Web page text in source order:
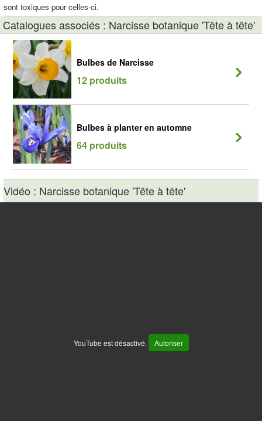
sont toxiques pour celles-ci.
Catalogues associés : Narcisse botanique 'Tête à tête'
Bulbes de Narcisse
12 produits
Bulbes à planter en automne
64 produits
Vidéo : Narcisse botanique 'Tête à tête'
YouTube est désactivé. Autoriser